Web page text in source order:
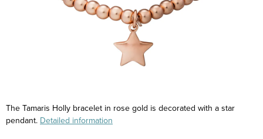
The Tamaris Holly bracelet in rose gold is decorated with a star
pendant. Detailed information